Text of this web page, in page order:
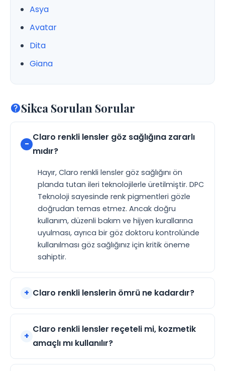
Asya
Avatar
Dita
Giana
Sikca Sorulan Sorular
Claro renkli lensler göz sağlığına zararlı
mıdır?
Hayır, Claro renkli lensler göz sağlığını ön
planda tutan ileri teknolojilerle üretilmiştir. DPC
Teknoloji sayesinde renk pigmentleri gözle
doğrudan temas etmez. Ancak doğru
kullanım, düzenli bakım ve hijyen kurallarına
uyulması, ayrıca bir göz doktoru kontrolünde
kullanılması göz sağlığınız için kritik öneme
sahiptir.
Claro renkli lenslerin ömrü ne kadardır?
Claro renkli lensler reçeteli mi, kozmetik
amaçlı mı kullanılır?